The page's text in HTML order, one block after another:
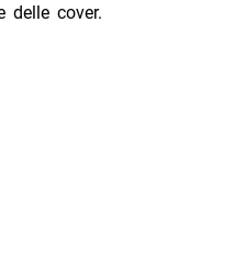
delle cover.